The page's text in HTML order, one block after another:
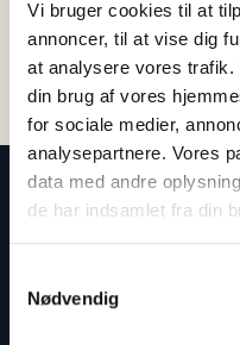
Vi bruger cookies til at
annoncer, til at vise dig
at analysere vores trafik.
din brug af vores
for sociale medier,
analysepartnere. Vores
data med andre
de har indsamlet fra din
Nødvendig
Vores rådgivere